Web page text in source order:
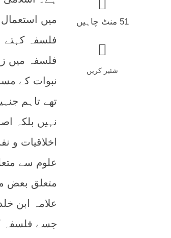
51 منٹ چاہیں
شئیر کریں
میں
فلسفہ کہتے
فلسفہ میں
نبوات کے
تھے تاہم
نہیں بلکہ
اخلاقیات
علوم سے
متعلق بعض
علامہ ابن
جسے فلسفہ